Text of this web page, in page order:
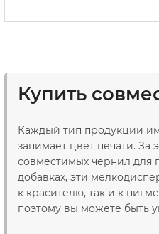
Купить
Каждый тип продукции
занимает цвет печати. За
совместимых чернил для
добавках, эти
к красителю, так и к
поэтому вы можете быть